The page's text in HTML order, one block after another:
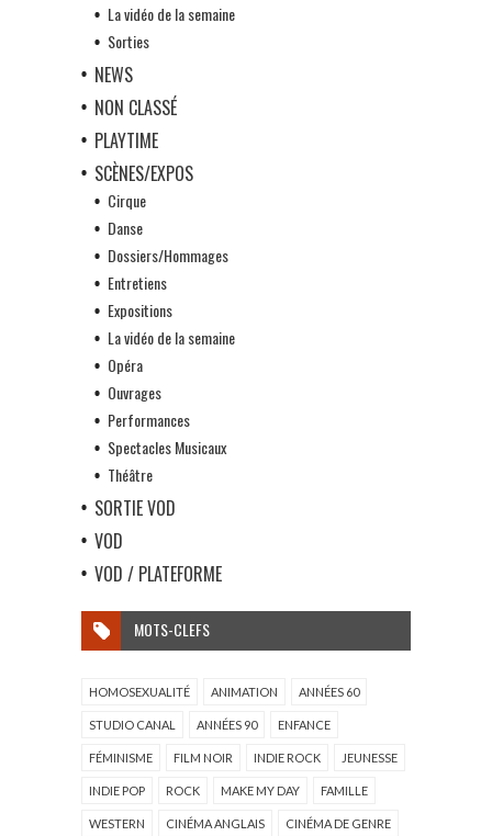
La vidéo de la semaine
Sorties
NEWS
NON CLASSÉ
PLAYTIME
SCÈNES/EXPOS
Cirque
Danse
Dossiers/Hommages
Entretiens
Expositions
La vidéo de la semaine
Opéra
Ouvrages
Performances
Spectacles Musicaux
Théâtre
SORTIE VOD
VOD
VOD / PLATEFORME
MOTS-CLEFS
HOMOSEXUALITÉ ANIMATION ANNÉES 60
STUDIO CANAL ANNÉES 90 ENFANCE
FÉMINISME FILM NOIR INDIE ROCK JEUNESSE
INDIE POP ROCK MAKE MY DAY FAMILLE
WESTERN CINÉMA ANGLAIS CINÉMA DE GENRE